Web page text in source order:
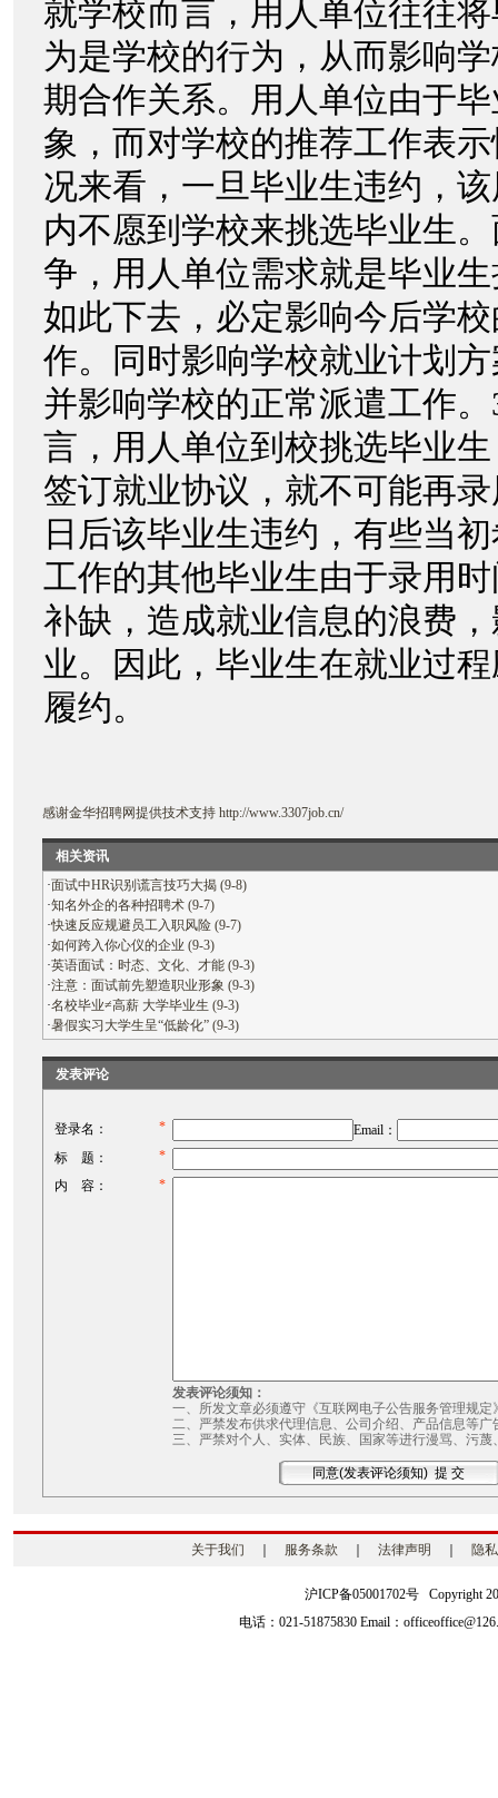
就学校而言，用人单位往往
为是学校的行为，从而影响
期合作关系。用人单位由于
象，而对学校的推荐工作表
况来看，一旦毕业生违约，
内不愿到学校来挑选毕业生
争，用人单位需求就是毕业
如此下去，必定影响今后学
作。同时影响学校就业计划
并影响学校的正常派遣工作
言，用人单位到校挑选毕业
签订就业协议，就不可能再
日后该毕业生违约，有些当
工作的其他毕业生由于录用
补缺，造成就业信息的浪费
业。因此，毕业生在就业过
履约。
感谢金华招聘网提供技术支持 http://www.3307job.cn/
相关资讯
·面试中HR识别谎言技巧大揭 (9-8)
·知名外企的各种招聘术 (9-7)
·快速反应规避员工入职风险 (9-7)
·如何跨入你心仪的企业 (9-3)
·英语面试：时态、文化、才能 (9-3)
·注意：面试前先塑造职业形象 (9-3)
·名校毕业≠高薪 大学毕业生 (9-3)
·暑假实习大学生呈“低龄化” (9-3)
发表评论
登录名： *
Email：
标 题：
*
内 容：
*
发表评论须知：
一、所发文章必须遵守《互联网电子公告服务管理规定
二、严禁发布供求代理信息、公司介绍、产品信息等广
三、严禁对个人、实体、民族、国家等进行漫骂、污蔑
关于我们 服务条款 法律声明 隐
沪ICP备05001702号 Copyright
电话：021-51875830 Email：